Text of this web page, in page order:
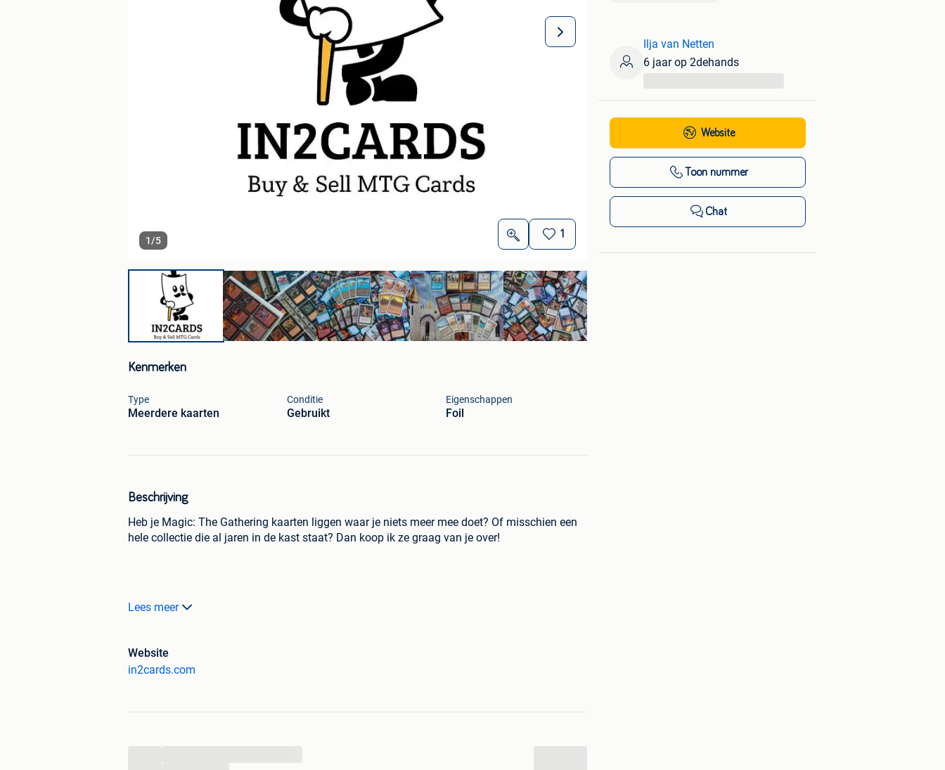
1/5
1
Kenmerken
Type
Meerdere kaarten
Conditie
Gebruikt
Eigenschappen
Foil
Beschrijving
Heb je Magic: The Gathering kaarten liggen waar je niets meer mee doet? Of misschien een
hele collectie die al jaren in de kast staat? Dan koop ik ze graag van je over!
Ik ben Ilja, eigenaar van IN2CARDS, en gespecialiseerd in de inkoop van Magic: The
Gathering kaarten en collecties. Geen tussenpersonen, geen vage biedingen — je hebt direct
Lees meer
Website
in2cards.com
Ilja van Netten
6 jaar op 2dehands
Website
Toon nummer
Chat